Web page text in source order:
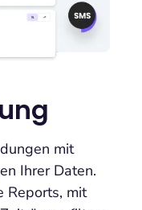
mit
Ihrer Daten.
Reports, mit